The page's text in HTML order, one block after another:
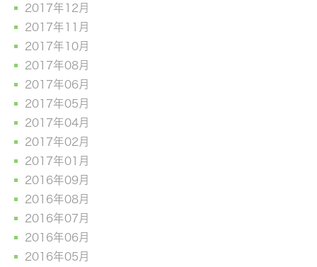
2017年12月
2017年11月
2017年10月
2017年08月
2017年06月
2017年05月
2017年04月
2017年02月
2017年01月
2016年09月
2016年08月
2016年07月
2016年06月
2016年05月